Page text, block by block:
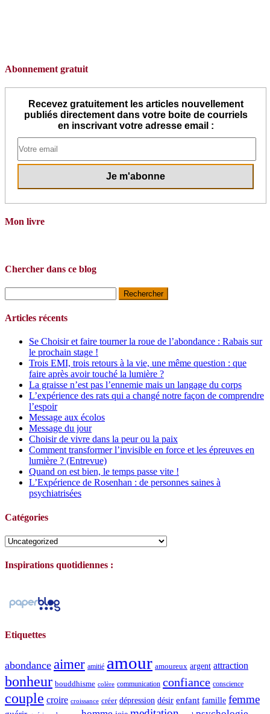
Abonnement gratuit
Recevez gratuitement les articles nouvellement
publiés directement dans votre boite de courriels
en inscrivant votre adresse email :
Mon livre
Chercher dans ce blog
Articles récents
Se Choisir et faire tourner la roue de l’abondance : Rabais sur
le prochain stage !
Trois EMI, trois retours à la vie, une même question : que
faire après avoir touché la lumière ?
La graisse n’est pas l’ennemie mais un langage du corps
L’expérience des rats qui a changé notre façon de comprendre
l’espoir
Message aux écolos
Message du jour
Choisir de vivre dans la peur ou la paix
Comment transformer l’invisible en force et les épreuves en
lumière ? (Entrevue)
Quand on est bien, le temps passe vite !
L’Expérience de Rosenhan : de personnes saines à
psychiatrisées
Catégories
Catégories
Inspirations quotidiennes :
Etiquettes
abondance aimer amitié amour amoureux argent attraction
bonheur bouddhisme colère communication confiance conscience
couple croire croissance créer dépression désir enfant famille femme